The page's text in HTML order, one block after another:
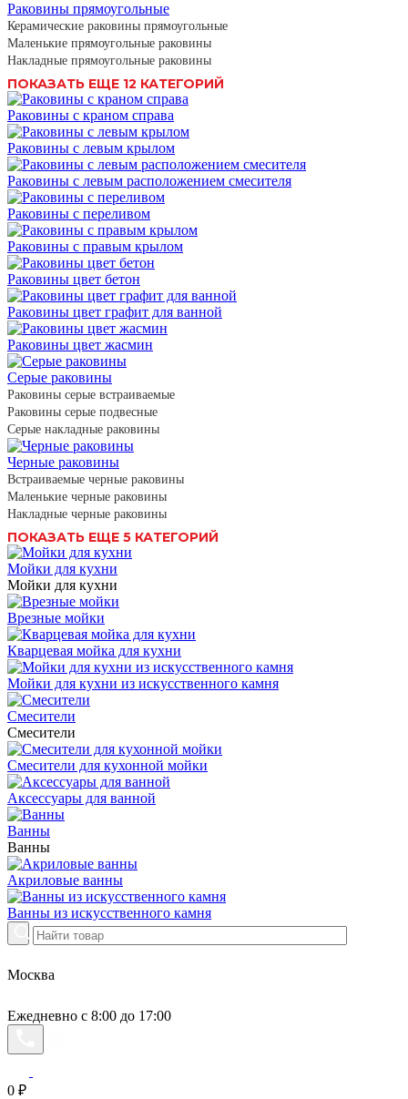
Раковины прямоугольные
Керамические раковины прямоугольные
Маленькие прямоугольные раковины
Накладные прямоугольные раковины
ПОКАЗАТЬ ЕЩЕ 12 КАТЕГОРИЙ
Раковины с краном справа
Раковины с левым крылом
Раковины с левым расположением смесителя
Раковины с переливом
Раковины с правым крылом
Раковины цвет бетон
Раковины цвет графит для ванной
Раковины цвет жасмин
Серые раковины
Раковины серые встраиваемые
Раковины серые подвесные
Серые накладные раковины
Черные раковины
Встраиваемые черные раковины
Маленькие черные раковины
Накладные черные раковины
ПОКАЗАТЬ ЕЩЕ 5 КАТЕГОРИЙ
Мойки для кухни
Мойки для кухни
Врезные мойки
Кварцевая мойка для кухни
Мойки для кухни из искусственного камня
Смесители
Смесители
Смесители для кухонной мойки
Аксессуары для ванной
Ванны
Ванны
Акриловые ванны
Ванны из искусственного камня
Москва
Ежедневно с 8:00 до 17:00
0 ₽